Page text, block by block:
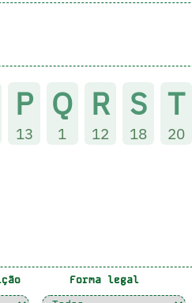
P
13
Q
1
R
12
S
18
T
20
Forma legal